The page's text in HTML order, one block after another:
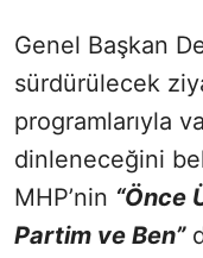
Genel Başkan
sürdürülecek
programlarıyla
dinleneceğini
MHP’nin “Önce
Partim ve Ben”